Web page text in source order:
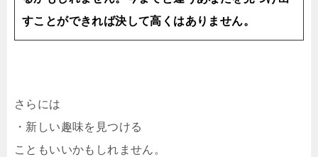
すことができれば決して高くはありません。
さらには
・新しい趣味を見つける
こともいいかもしれません。